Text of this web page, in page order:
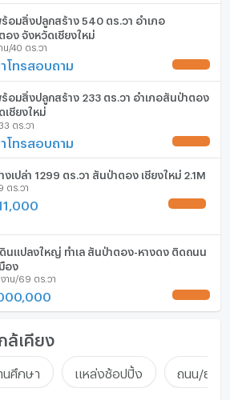
นยนต์
าย (Wi-Fi) ในห้องพัก
อมสิ่งปลูกสร้าง 540 ตร.วา อำเภอ
อง จังหวัดเชียงใหม่
าน/40 ตร.วา
โทรสอบถาม
อมสิ่งปลูกสร้าง 233 ตร.วา อำเภอสันป่าตอง
เชียงใหม่
ตร.วา
โทรสอบถาม
งเปล่า 1299 ตร.วา สันป่าตอง เชียงใหม่ 2.1M
ตร.วา
ดินแปลงใหญ่ ทำเล สันป่าตอง-หางดง ติดถนน
มือง
งาน/69 ตร.วา
ล้เคียง
นศึกษา แหล่งช้อปปิ้ง ถนน/ย่าน